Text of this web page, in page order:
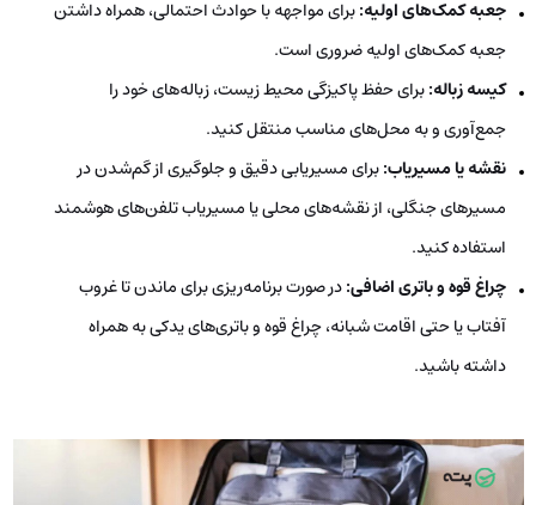
جعبه کمک‌های اولیه:برای مواجهه با حوادث احتمالی، همراه داشتن
جعبه کمک‌های اولیه ضروری است.
کیسه زباله:برای حفظ پاکیزگی محیط زیست، زباله‌های خود را
جمع‌آوری و به محل‌های مناسب منتقل کنید.
نقشه یا مسیریاب:برای مسیریابی دقیق و جلوگیری از گم‌شدن در
مسیرهای جنگلی، از نقشه‌های محلی یا مسیریاب تلفن‌های هوشمند
استفاده کنید.
چراغ قوه و باتری اضافی:در صورت برنامه‌ریزی برای ماندن تا غروب
آفتاب یا حتی اقامت شبانه، چراغ قوه و باتری‌های یدکی به همراه
داشته باشید.